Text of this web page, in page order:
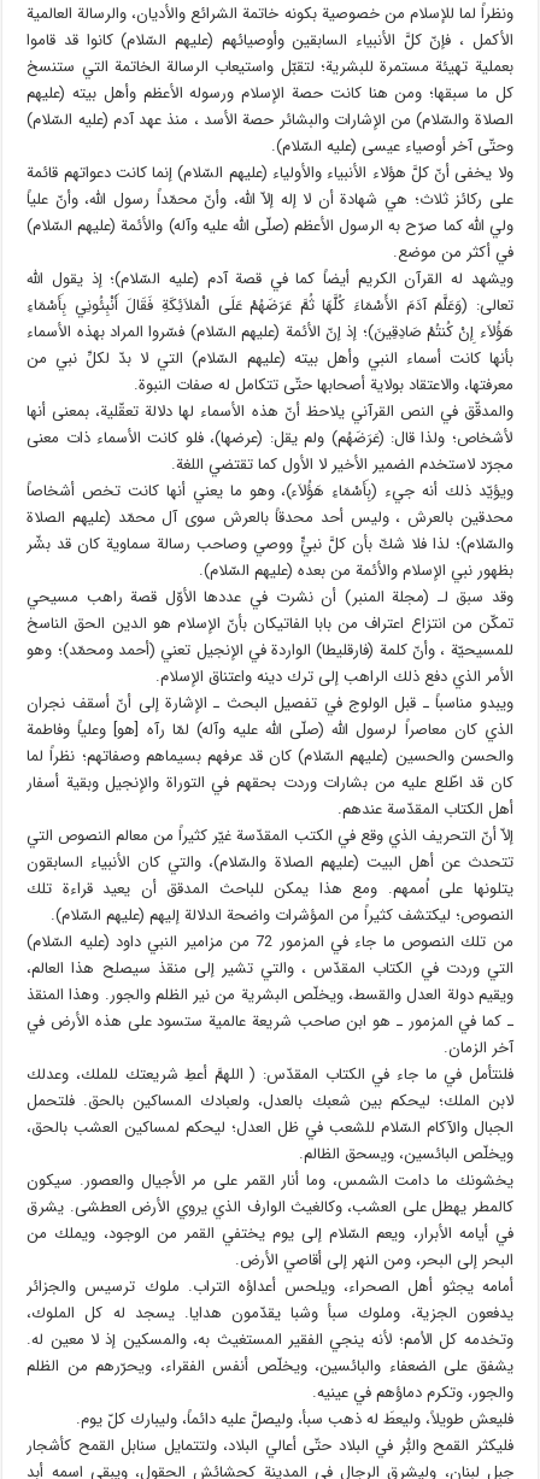
ونظراً لما للإسلام من خصوصية بكونه خاتمة الشرائع والأديان، والرسالة العالمية
الأكمل ، فإنّ كلَّ الأنبياء السابقين وأوصيائهم (عليهم السّلام) كانوا قد قاموا
بعملية تهيئة مستمرة للبشرية؛ لتقبّل واستيعاب الرسالة الخاتمة التي ستنسخ
كل ما سبقها؛ ومن هنا كانت حصة الإسلام ورسوله الأعظم وأهل بيته (عليهم
الصلاة والسّلام) من الإشارات والبشائر حصة الأسد ، منذ عهد آدم (عليه السّلام)
وحتّى آخر أوصياء عيسى (عليه السّلام).
ولا يخفى أنّ كلَّ هؤلاء الأنبياء والأولياء (عليهم السّلام) إنما كانت دعواتهم قائمة
على ركائز ثلاث؛ هي شهادة أن لا إله إلاّ الله، وأنّ محمّداً رسول الله، وأنّ علياً
ولي الله كما صرّح به الرسول الأعظم (صلّى الله عليه وآله) والأئمة (عليهم السّلام)
في أكثر من موضع.
ويشهد له القرآن الكريم أيضاً كما في قصة آدم (عليه السّلام)؛ إذ يقول الله
تعالى: (وَعَلَّمَ آدَمَ الأَسْمَاءَ كُلَّهَا ثُمَّ عَرَضَهُمْ عَلَى الْمَلاَئِكَةِ فَقَالَ أَنْبِئُونِي بِأَسْمَاءِ
هَؤُلاَء إِنْ كُنتُمْ صَادِقِينَ)؛ إذ إنّ الأئمة (عليهم السّلام) فسّروا المراد بهذه الأسماء
بأنها كانت أسماء النبي وأهل بيته (عليهم السّلام) التي لا بدّ لكلِّ نبي من
معرفتها، والاعتقاد بولاية أصحابها حتّى تتكامل له صفات النبوة.
والمدقّق في النص القرآني يلاحظ أنّ هذه الأسماء لها دلالة تعقّلية، بمعنى أنها
لأشخاص؛ ولذا قال: (عَرَضَهُم) ولم يقل: (عرضها)، فلو كانت الأسماء ذات معنى
مجرّد لاستخدم الضمير الأخير لا الأول كما تقتضي اللغة.
ويؤيّد ذلك أنه جيء (بِأَسْمَاءِ هَؤُلاَء)، وهو ما يعني أنها كانت تخص أشخاصاً
محدقين بالعرش ، وليس أحد محدقاً بالعرش سوى آل محمّد (عليهم الصلاة
والسّلام)؛ لذا فلا شكّ بأن كلَّ نبيٍّ ووصي وصاحب رسالة سماوية كان قد بشّر
بظهور نبي الإسلام والأئمة من بعده (عليهم السّلام).
وقد سبق لـ (مجلة المنبر) أن نشرت في عددها الأوّل قصة راهب مسيحي
تمكّن من انتزاع اعتراف من بابا الفاتيكان بأنّ الإسلام هو الدين الحق الناسخ
للمسيحيّة ، وأنّ كلمة (فارقليطا) الواردة في الإنجيل تعني (أحمد ومحمّد)؛ وهو
الأمر الذي دفع ذلك الراهب إلى ترك دينه واعتناق الإسلام.
ويبدو مناسباً ـ قبل الولوج في تفصيل البحث ـ الإشارة إلى أنّ أسقف نجران
الذي كان معاصراً لرسول الله (صلّى الله عليه وآله) لمّا رآه [هو] وعلياً وفاطمة
والحسن والحسين (عليهم السّلام) كان قد عرفهم بسيماهم وصفاتهم؛ نظراً لما
كان قد اطّلع عليه من بشارات وردت بحقهم في التوراة والإنجيل وبقية أسفار
أهل الكتاب المقدّسة عندهم.
إلاّ أنّ التحريف الذي وقع في الكتب المقدّسة غيّر كثيراً من معالم النصوص التي
تتحدث عن أهل البيت (عليهم الصلاة والسّلام)، والتي كان الأنبياء السابقون
يتلونها على اُممهم. ومع هذا يمكن للباحث المدقق أن يعيد قراءة تلك
النصوص؛ ليكتشف كثيراً من المؤشرات واضحة الدلالة إليهم (عليهم السّلام).
من تلك النصوص ما جاء في المزمور 72 من مزامير النبي داود (عليه السّلام)
التي وردت في الكتاب المقدّس ، والتي تشير إلى منقذ سيصلح هذا العالم،
ويقيم دولة العدل والقسط، ويخلّص البشرية من نير الظلم والجور. وهذا المنقذ
ـ كما في المزمور ـ هو ابن صاحب شريعة عالمية ستسود على هذه الأرض في
آخر الزمان.
فلنتأمل في ما جاء في الكتاب المقدّس: ( اللهمَّ أعطِ شريعتك للملك، وعدلك
لابن الملك؛ ليحكم بين شعبك بالعدل، ولعبادك المساكين بالحق. فلتحمل
الجبال والآكام السّلام للشعب في ظل العدل؛ ليحكم لمساكين العشب بالحق،
ويخلّص البائسين، ويسحق الظالم.
يخشونك ما دامت الشمس، وما أنار القمر على مر الأجيال والعصور. سيكون
كالمطر يهطل على العشب، وكالغيث الوارف الذي يروي الأرض العطشى. يشرق
في أيامه الأبرار، ويعم السّلام إلى يوم يختفي القمر من الوجود، ويملك من
البحر إلى البحر، ومن النهر إلى أقاصي الأرض.
أمامه يجثو أهل الصحراء، ويلحس أعداؤه التراب. ملوك ترسيس والجزائر
يدفعون الجزية، وملوك سبأ وشبا يقدّمون هدايا. يسجد له كل الملوك،
وتخدمه كل الاُمم؛ لأنه ينجي الفقير المستغيث به، والمسكين إذ لا معين له.
يشفق على الضعفاء والبائسين، ويخلّص أنفس الفقراء، ويحرّرهم من الظلم
والجور، وتكرم دماؤهم في عينيه.
فليعش طويلاً، وليعطَ له ذهب سبأ، وليصلَّ عليه دائماً، وليبارك كلّ يوم.
فليكثر القمح والبُّر في البلاد حتّى أعالي البلاد، ولتتمايل سنابل القمح كأشجار
جبل لبنان، وليشرق الرجال في المدينة كحشائش الحقول، ويبقى اسمه أبد